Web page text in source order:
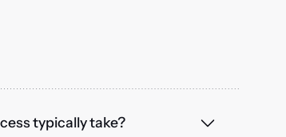
typically take?